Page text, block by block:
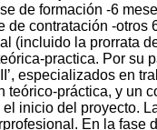
de formación -6
de contratación -otros
(incluido la prorrata
practica. Por su
especializados en
práctica, y un
inicio del proyecto.
En la fase